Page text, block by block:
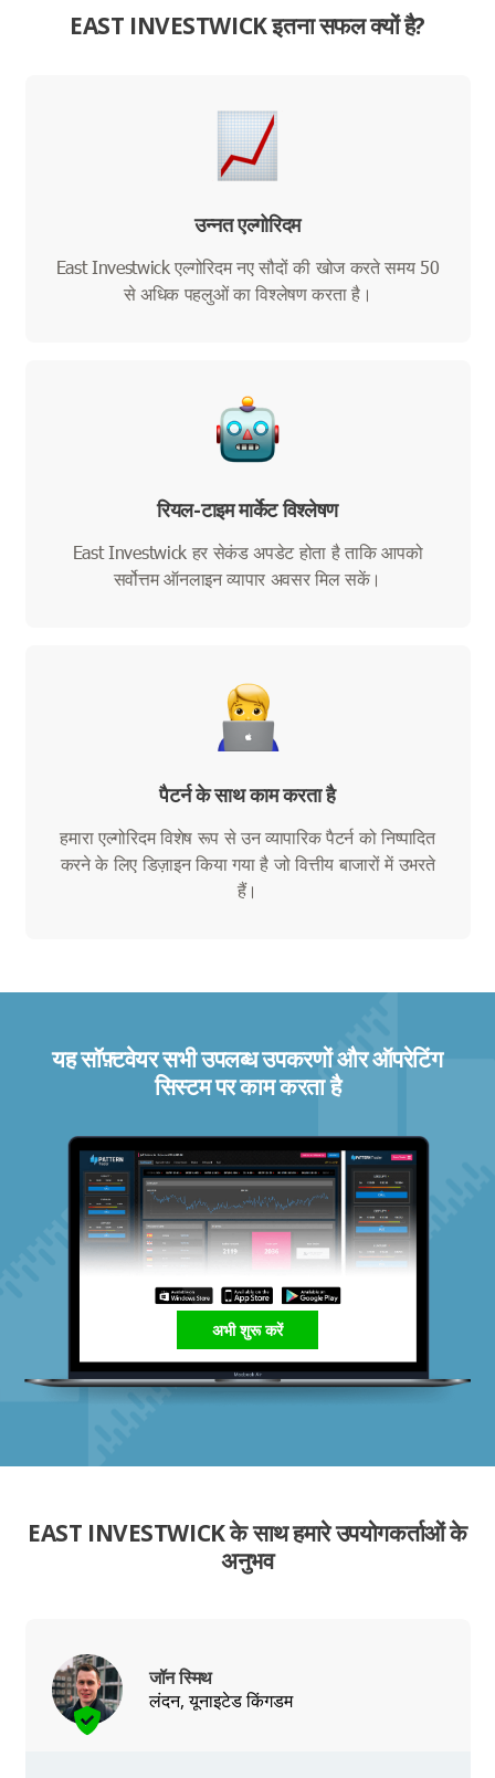
EAST INVESTWICK इतना सफल क्यों है?
उन्नत एल्गोरिदम
East Investwick एल्गोरिदम नए सौदों की खोज करते समय 50
से अधिक पहलुओं का विश्लेषण करता है।
रियल-टाइम मार्केट विश्लेषण
East Investwick हर सेकंड अपडेट होता है ताकि आपको
सर्वोत्तम ऑनलाइन व्यापार अवसर मिल सकें।
पैटर्न के साथ काम करता है
हमारा एल्गोरिदम विशेष रूप से उन व्यापारिक पैटर्न को निष्पादित
करने के लिए डिज़ाइन किया गया है जो वित्तीय बाजारों में उभरते
हैं।
यह सॉफ़्टवेयर सभी उपलब्ध उपकरणों और ऑपरेटिंग
सिस्टम पर काम करता है
अभी शुरू करें
EAST INVESTWICK के साथ हमारे उपयोगकर्ताओं के
अनुभव
जॉन स्मिथ
लंदन, यूनाइटेड किंगडम